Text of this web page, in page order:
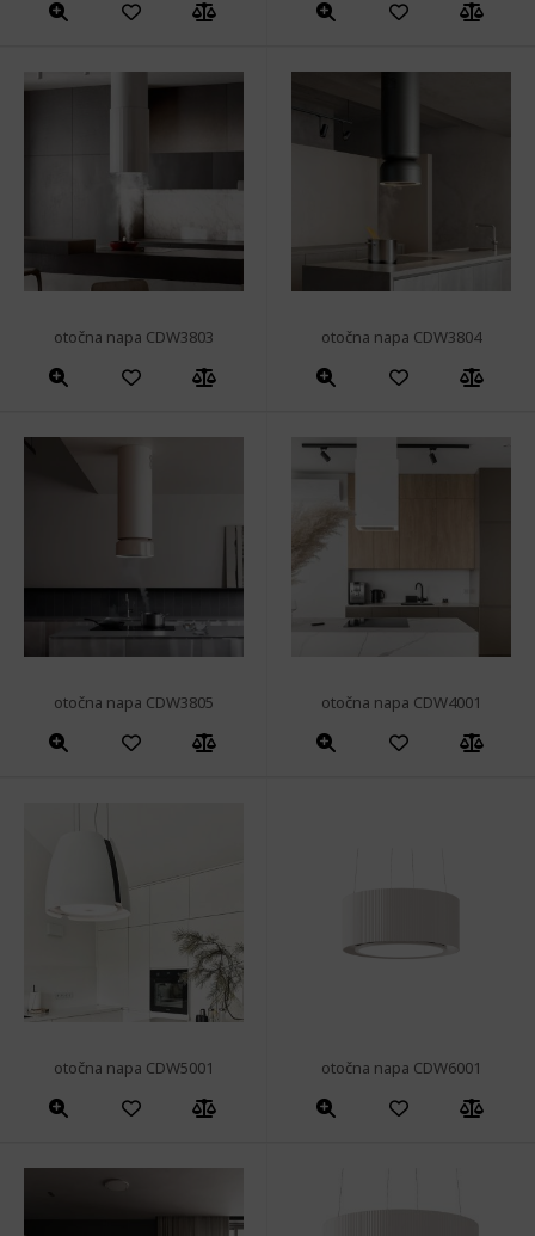
otočna napa CDW3803 otočna napa CDW3804
otočna napa CDW3805 otočna napa CDW4001
otočna napa CDW5001 otočna napa CDW6001